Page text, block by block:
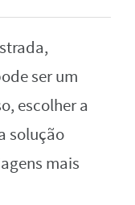
ser um
escolher a
solução
mais